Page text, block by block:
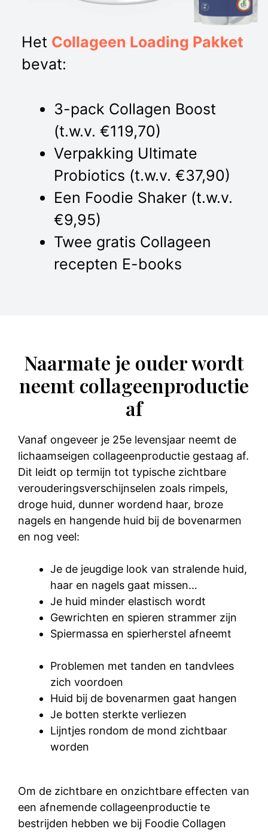
Het Collageen Loading Pakket
bevat:
3-pack Collagen Boost
(t.w.v. €119,70)
Verpakking Ultimate
Probiotics (t.w.v. €37,90)
Een Foodie Shaker (t.w.v.
€9,95)
Twee gratis Collageen
recepten E-books
Naarmate je ouder wordt
neemt collageenproductie
af
Vanaf ongeveer je 25e levensjaar neemt de
lichaamseigen collageenproductie gestaag af.
Dit leidt op termijn tot typische zichtbare
verouderingsverschijnselen zoals rimpels,
droge huid, dunner wordend haar, broze
nagels en hangende huid bij de bovenarmen
en nog veel:
Je de jeugdige look van stralende huid,
haar en nagels gaat missen…
Je huid minder elastisch wordt
Gewrichten en spieren strammer zijn
Spiermassa en spierherstel afneemt
Problemen met tanden en tandvlees
zich voordoen
Huid bij de bovenarmen gaat hangen
Je botten sterkte verliezen
Lijntjes rondom de mond zichtbaar
worden
Om de zichtbare en onzichtbare effecten van
een afnemende collageenproductie te
bestrijden hebben we bij Foodie Collagen